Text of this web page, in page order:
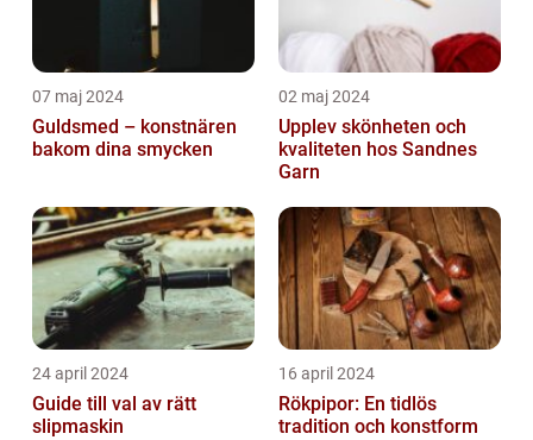
07 maj 2024
Guldsmed – konstnären
bakom dina smycken
02 maj 2024
Upplev skönheten och
kvaliteten hos Sandnes
Garn
24 april 2024
Guide till val av rätt
slipmaskin
16 april 2024
Rökpipor: En tidlös
tradition och konstform